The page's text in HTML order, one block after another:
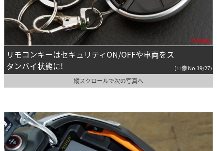
リモコンキーはセキュリティON/OFFや車両をス
タンバイ状態に!
(画像 No.19/27)
縦スクロールで次の写真へ